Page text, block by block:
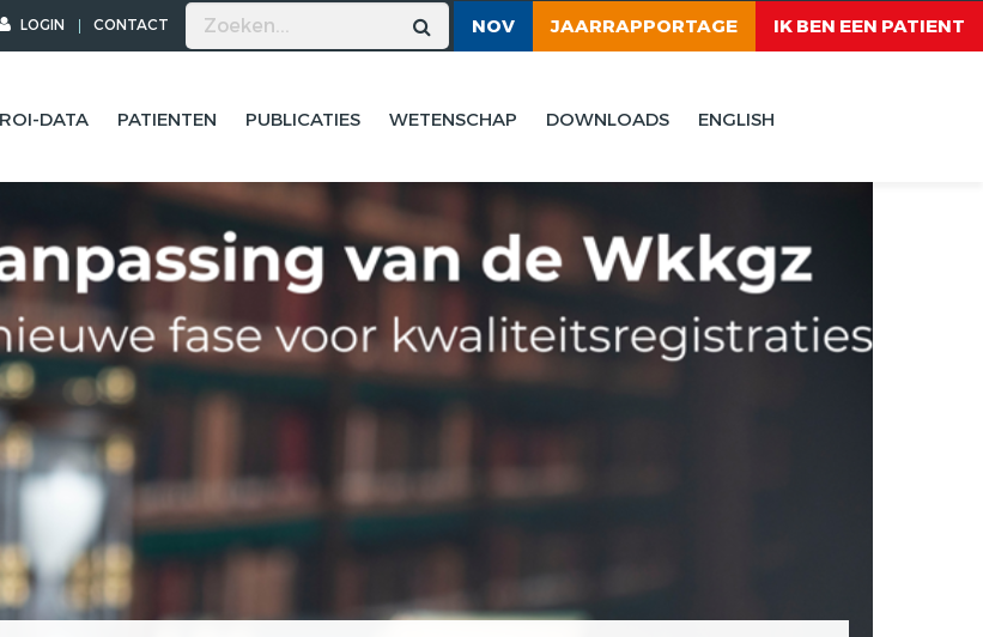
LOGIN CONTACT NOV JAARRAPPORTAGE IK BEN EEN PATIENT
DATA PATIENTEN PUBLICATIES WETENSCHAP DOWNLOADS ENGLISH